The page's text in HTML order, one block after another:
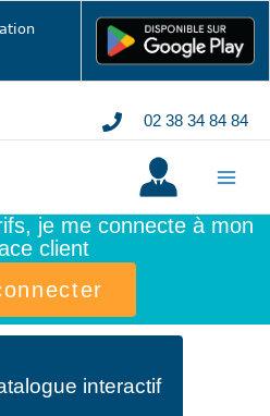
02 38 34 84 84
je me connecte à mon
client
interactif